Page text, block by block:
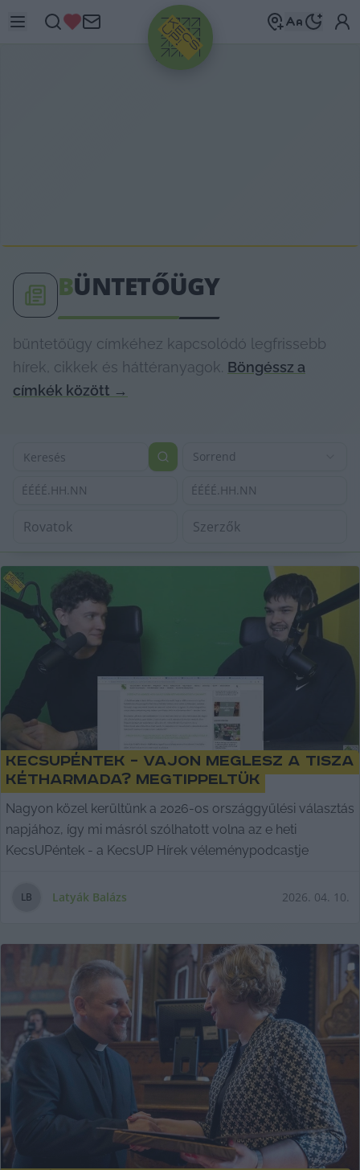
HIRDETÉS
BÜNTETŐÜGY
büntetőügy címkéhez kapcsolódó legfrissebb
hírek, cikkek és háttéranyagok. Böngéssz a
címkék között →
Sorrend
ÉÉÉÉ.HH.NN ÉÉÉÉ.HH.NN
KecsUPéntek – Vajon meglesz a Tisza
kétharmada? Megtippeltük
Nagyon közel kerültünk a 2026-os országgyűlési választás
napjához, így mi másról szólhatott volna az e heti
KecsUPéntek - a KecsUP Hírek véleménypodcastje
LB Latyák Balázs 2026. 04. 10.